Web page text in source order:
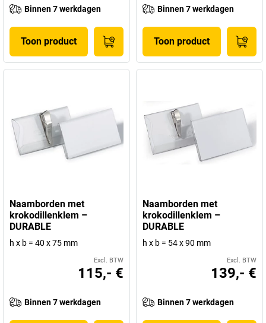
Binnen 7 werkdagen
Toon product
Binnen 7 werkdagen
Toon product
Naamborden met
krokodillenklem –
DURABLE
h x b = 40 x 75 mm
Excl. BTW
115,- €
Binnen 7 werkdagen
Naamborden met
krokodillenklem –
DURABLE
h x b = 54 x 90 mm
Excl. BTW
139,- €
Binnen 7 werkdagen